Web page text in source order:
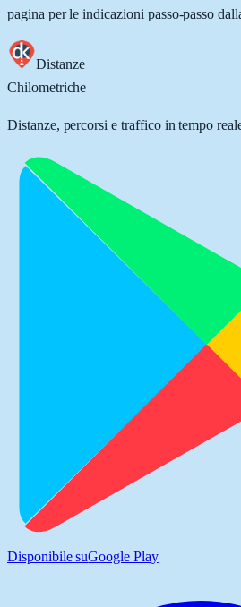
pagina per le indicazioni passo-passo
Distanze
Chilometriche
Distanze, percorsi e traffico in tempo
Disponibile suGoogle Play